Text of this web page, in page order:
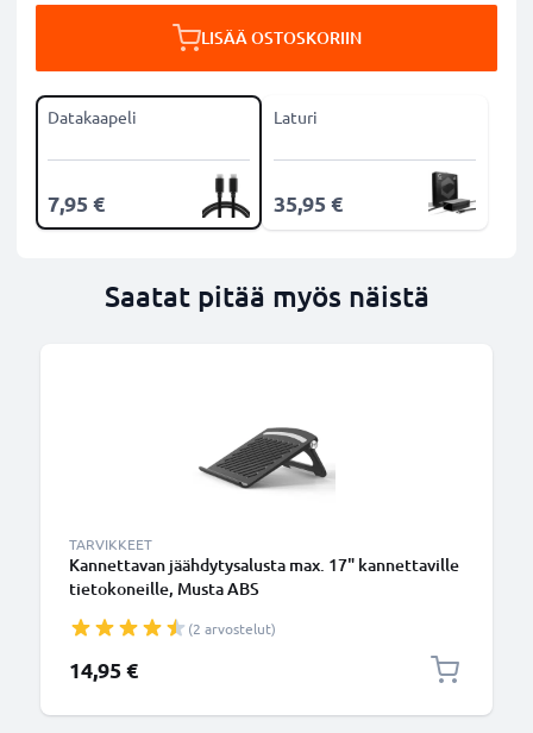
LISÄÄ OSTOSKORIIN
Datakaapeli
7,95 €
Laturi
35,95 €
Saatat pitää myös näistä
TARVIKKEET
Kannettavan jäähdytysalusta max. 17" kannettaville
tietokoneille, Musta ABS
(2 arvostelut)
14,95 €